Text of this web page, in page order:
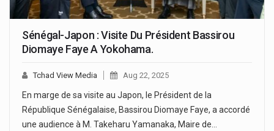
Sénégal-Japon : Visite Du Président Bassirou
Diomaye Faye A Yokohama.
Tchad View Media Aug 22, 2025
En marge de sa visite au Japon, le Président de la
République Sénégalaise, Bassirou Diomaye Faye, a accordé
une audience à M. Takeharu Yamanaka, Maire de…